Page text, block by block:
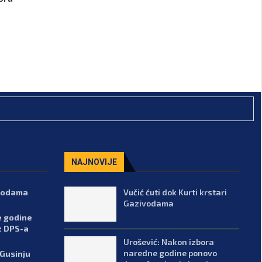
godine
a
NAJNOVIJE
Vučić ćuti dok Kurti krstari
Gazivodama
Urošević: Nakon izbora
naredne godine ponovo